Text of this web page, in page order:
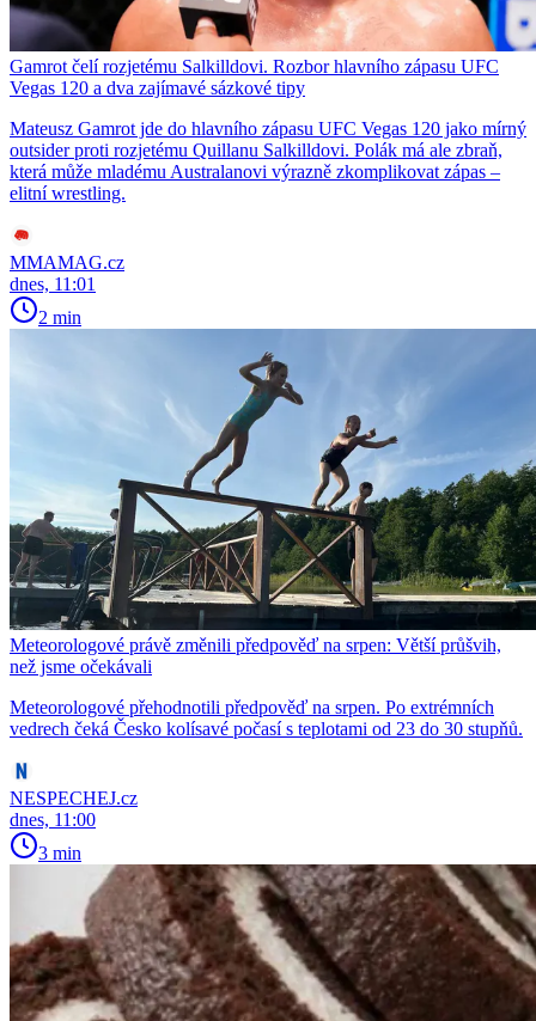
Gamrot čelí rozjetému Salkilldovi. Rozbor hlavního zápasu UFC
Vegas 120 a dva zajímavé sázkové tipy
Mateusz Gamrot jde do hlavního zápasu UFC Vegas 120 jako mírný
outsider proti rozjetému Quillanu Salkilldovi. Polák má ale zbraň,
která může mladému Australanovi výrazně zkomplikovat zápas –
elitní wrestling.
MMAMAG.cz
dnes, 11:01
2 min
Meteorologové právě změnili předpověď na srpen: Větší průšvih,
než jsme očekávali
Meteorologové přehodnotili předpověď na srpen. Po extrémních
vedrech čeká Česko kolísavé počasí s teplotami od 23 do 30 stupňů.
NESPECHEJ.cz
dnes, 11:00
3 min